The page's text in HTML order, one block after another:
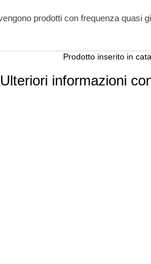
Prodotto inserito in
Ulteriori informazioni